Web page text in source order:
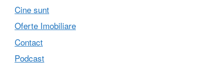
Cine sunt
Oferte Imobiliare
Contact
Podcast